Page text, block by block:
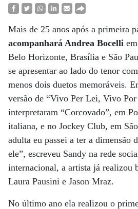
Mais de 25 anos após a primeira
acompanhará Andrea Bocelli
Belo Horizonte, Brasília e São
se apresentar ao lado do tenor
menos dois duetos memoráveis.
versão de “Vivo Per Lei, Vivo
interpretaram “Corcovado”, em
italiana, e no Jockey Club, em
adulta eu passei a ter a dimensão
ele”, escreveu Sandy na rede
internacional, a artista já realizou
Laura Pausini e Jason Mraz.
No último ano ela realizou o